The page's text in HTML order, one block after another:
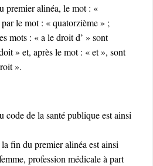
premier alinéa, le mot : «
le mot : « quatorzième » ;
mots : « a le droit d’ » sont
» et, après le mot : « et », sont
».
code de la santé publique est ainsi
fin du premier alinéa est ainsi
profession médicale à part